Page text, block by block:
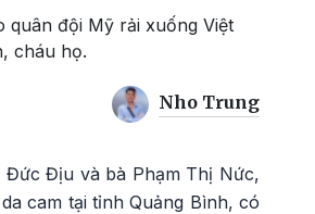
quân đội Mỹ rải xuống Việt
cháu họ.
Nho Trung
Đức Địu và bà Phạm Thị Nức,
cam tại tỉnh Quảng Bình, có